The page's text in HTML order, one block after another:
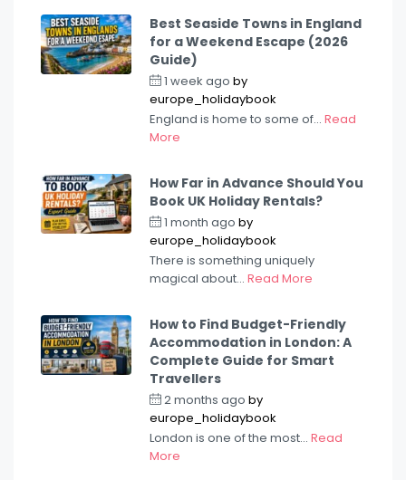
Best Seaside Towns in England
for a Weekend Escape (2026
Guide)
1 week ago by
europe_holidaybook
England is home to some of... Read
More
How Far in Advance Should You
Book UK Holiday Rentals?
1 month ago by
europe_holidaybook
There is something uniquely
magical about... Read More
How to Find Budget-Friendly
Accommodation in London: A
Complete Guide for Smart
Travellers
2 months ago by
europe_holidaybook
London is one of the most... Read
More